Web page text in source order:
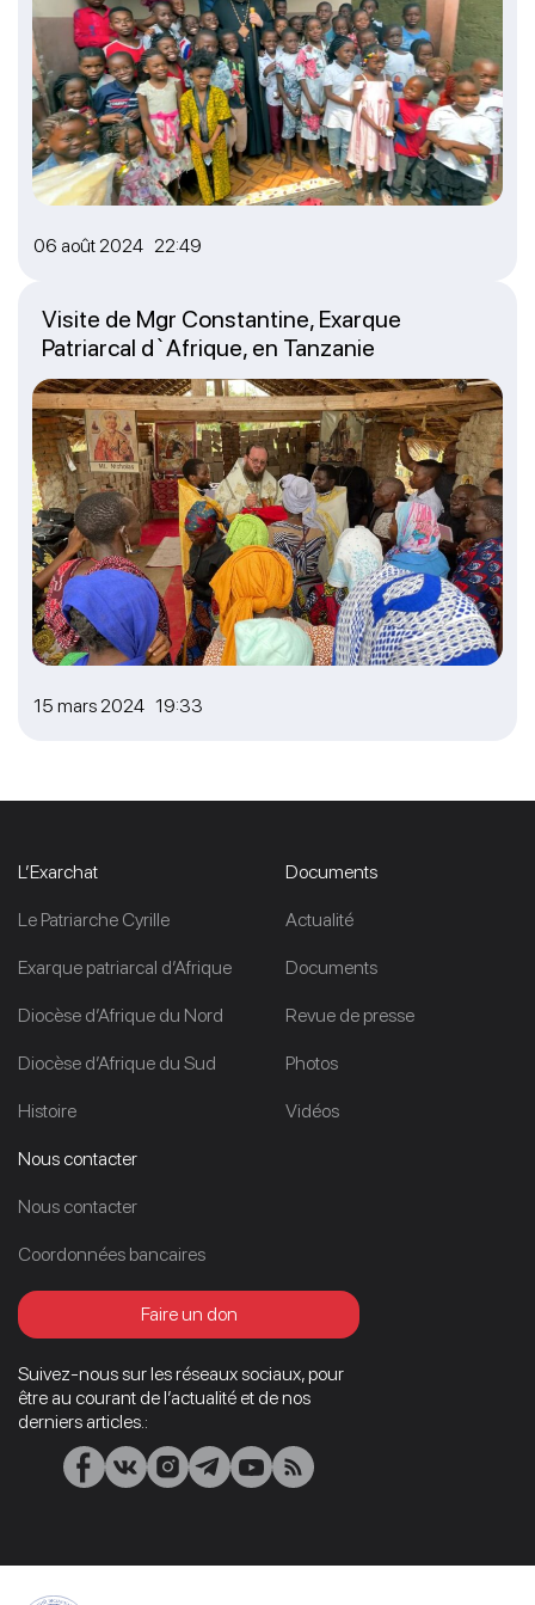
06 août 2024 22:49
15 mars 2024 19:33
Visite de Mgr Constantine, Exarque
Patriarcal d`Afrique, en Tanzanie
L’Exarchat
Le Patriarche Cyrille
Exarque patriarcal d’Afrique
Diocèse d’Afrique du Nord
Diocèse d’Afrique du Sud
Histoire
Documents
Actualité
Documents
Revue de presse
Photos
Vidéos
Nous contacter
Nous contacter
Coordonnées bancaires
Faire un don
Suivez-nous sur les réseaux sociaux, pour
être au courant de l’actualité et de nos
derniers articles.: